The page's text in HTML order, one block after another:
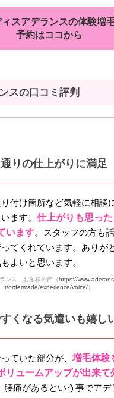
ィスアデランスの体験増
予約はココから
スの口コミ評判
りの仕上がりに満足
付け箇所など気軽に相談
ます。 仕上がりも思っ
います。スタッフの方も
てくれています。ありが
よいと思います。
ンス お客様の声（https://
t/ordermade/experience/voice/）
くなる気遣いも嬉し
ていた部分が、 増毛体験
リュームアップが出来て
腰痛があるという事でアデ